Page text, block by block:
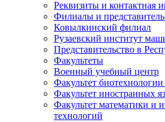
Реквизиты и контактная
Филиалы и
Ковылкинский филиал
Рузаевский институт
Представительство в
Факультеты
Военный учебный центр
Факультет
Факультет иностранных
Факультет математики и
технологий